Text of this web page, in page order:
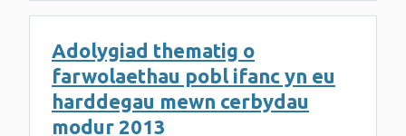
Adolygiad thematig o
farwolaethau pobl ifanc yn eu
harddegau mewn cerbydau
modur 2013